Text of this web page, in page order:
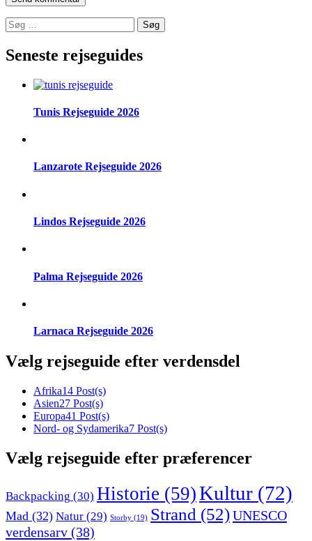
Søg
efter:
Seneste rejseguides
Tunis Rejseguide 2026
Lanzarote Rejseguide 2026
Lindos Rejseguide 2026
Palma Rejseguide 2026
Larnaca Rejseguide 2026
Vælg rejseguide efter verdensdel
Afrika14 Post(s)
Asien27 Post(s)
Europa41 Post(s)
Nord- og Sydamerika7 Post(s)
Vælg rejseguide efter præferencer
Backpacking (30) Historie (59)Kultur (72)
Mad (32) Natur (29) Storby (19) Strand (52)UNESCO
verdensarv (38)